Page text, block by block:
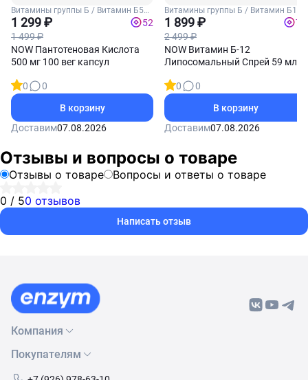
Витамины группы Б / Витамин Б5
(Пантотеновая кислота)
1 299 ₽
1 499 ₽
52
NOW Пантотеновая Кислота
500 мг 100 вег капсул
0
0
В корзину
Доставим07.08.2026
Витамины группы Б / Витамин Б12
1 899 ₽
2 499 ₽
76
NOW Витамин Б-12
Липосомальный Спрей 59 мл
0
0
В корзину
Доставим07.08.2026
Отзывы и вопросы о товаре
Отзывы о товаре
Вопросы и ответы о товаре
0 / 50 отзывов
Написать отзыв
Компания
О нас
Бренды
Покупателям